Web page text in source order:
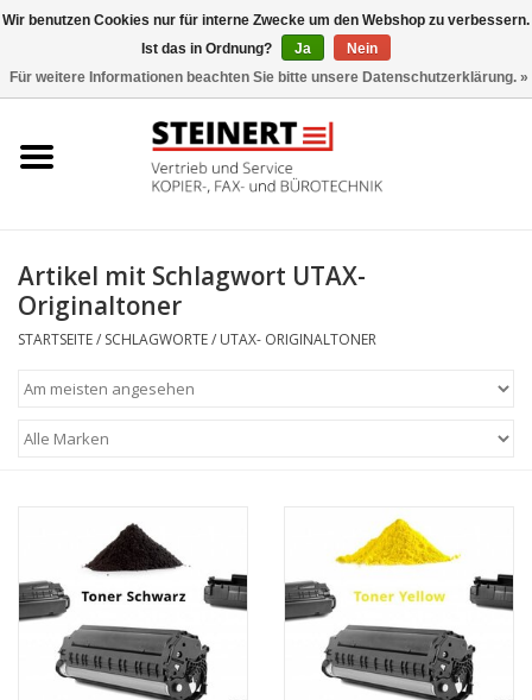
Büromaschinen- Service
Toner
Büromaschinen
Marken
Artikel mit Schlagwort UTAX-
Originaltoner
STARTSEITE/ SCHLAGWORTE/ UTAX- ORIGINALTONER
Wir benutzen Cookies nur für interne Zwecke um den Webshop zu verbessern.
Ist das in Ordnung?
Ja
Nein
Für weitere Informationen beachten Sie bitte unsere Datenschutzerklärung. »